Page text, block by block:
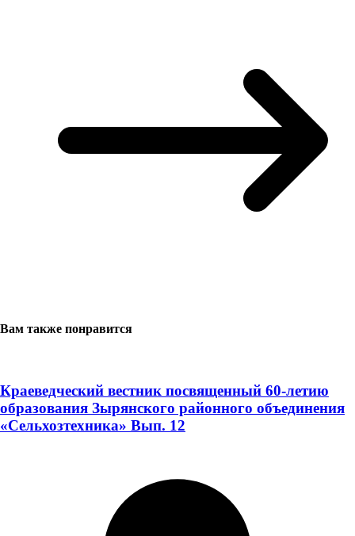
Вам также понравится
Краеведческий вестник посвященный 60-летию
образования Зырянского районного объединения
«Сельхозтехника» Вып. 12